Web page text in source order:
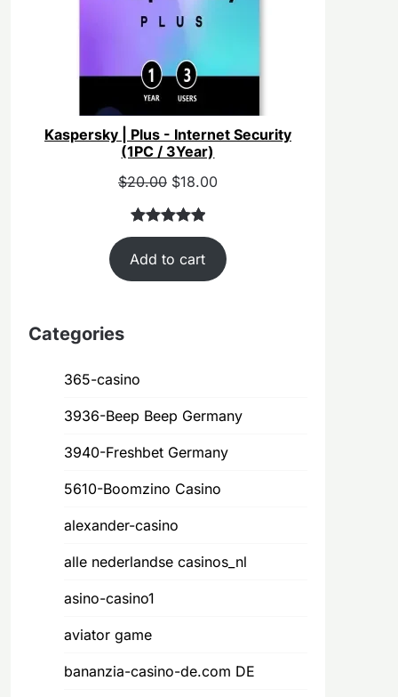
Kaspersky | Plus - Internet Security
(1PC / 3Year)
Original
was:
$55.00.
$20.00Current
is:
$20.00.
$18.00
Rated5.00
out of 5
based on
40
Add to cart
Categories
365-casino
3936-Beep Beep Germany
3940-Freshbet Germany
5610-Boomzino Casino
alexander-casino
alle nederlandse casinos_nl
asino-casino1
aviator game
bananzia-casino-de.com DE